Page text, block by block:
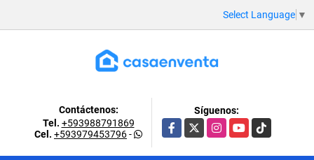
Select Language ▼
Contáctenos:
Tel. +593988791869
Cel. +593979453796-
Síguenos:
Facebook
X InstagramYouTubeTikTok